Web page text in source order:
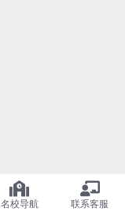
名校导航 联系客服